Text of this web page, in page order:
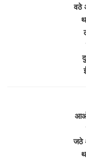
वठे
आओ
जठे